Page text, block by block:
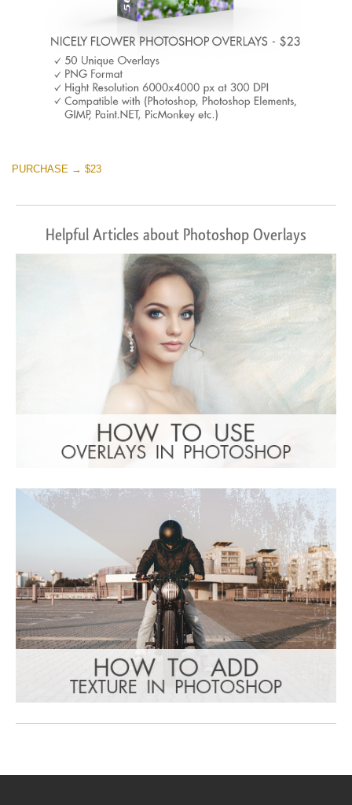
PURCHASE → $23
Helpful Articles about Photoshop Overlays